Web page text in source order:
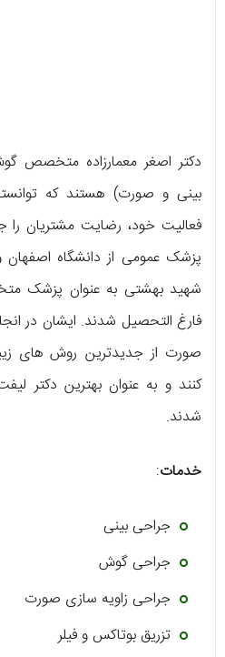
دکتر اصغر معمارزاده متخصص
بینی و صورت) هستند که
فعالیت خود، رضایت مشتریان را
شهید بهشتی به عنوان پزشک
فارغ التحصیل شدند. ایشان در
صورت از جدیدترین روش های
کنند و به عنوان بهترین دکتر
شدند.
خدمات:
جراحی بینی
جراحی گوش
جراحی زاویه سازی صورت
تزریق بوتاکس و فیلر